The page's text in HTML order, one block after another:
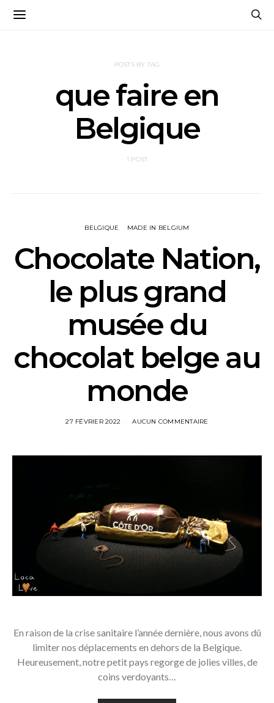
POSTS BY TAG
que faire en
Belgique
1 POST
BELGIQUE MADE IN BELGIUM
Chocolate Nation,
le plus grand
musée du
chocolat belge au
monde
27 FÉVRIER 2022 AUCUN COMMENTAIRE
En raison de la crise sanitaire l’année dernière, nous avons dû
limiter nos déplacements en dehors de la Belgique.
Heureusement, notre petit pays regorge de jolies villes, de
coins verdoyants…